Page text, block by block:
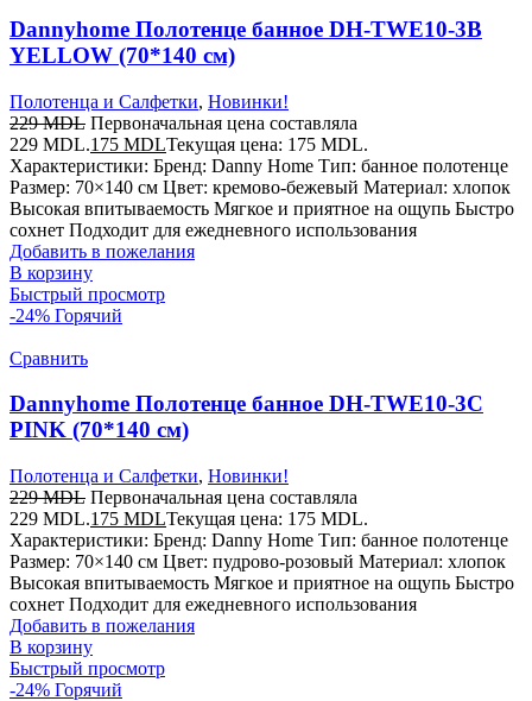
Dannyhome Полотенце банное DH-TWE10-3B
YELLOW (70*140 см)
Полотенца и Салфетки, Новинки!
229MDL Первоначальная цена составляла
229 MDL.175 MDLТекущая цена: 175 MDL.
Характеристики: Бренд: Danny Home Тип: банное полотенце
Размер: 70×140 см Цвет: кремово-бежевый Материал: хлопок
Высокая впитываемость Мягкое и приятное на ощупь Быстро
сохнет Подходит для ежедневного использования
Добавить в пожелания
В корзину
Быстрый просмотр
-24% Горячий
Сравнить
Dannyhome Полотенце банное DH-TWE10-3C
PINK (70*140 см)
Полотенца и Салфетки, Новинки!
229MDL Первоначальная цена составляла
229 MDL.175 MDLТекущая цена: 175 MDL.
Характеристики: Бренд: Danny Home Тип: банное полотенце
Размер: 70×140 см Цвет: пудрово-розовый Материал: хлопок
Высокая впитываемость Мягкое и приятное на ощупь Быстро
сохнет Подходит для ежедневного использования
Добавить в пожелания
В корзину
Быстрый просмотр
-24% Горячий